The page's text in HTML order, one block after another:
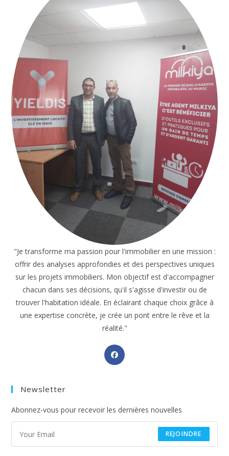
"Je transforme ma passion pour l'immobilier en une mission :
offrir des analyses approfondies et des perspectives uniques
sur les projets immobiliers. Mon objectif est d'accompagner
chacun dans ses décisions, qu'il s'agisse d'investir ou de
trouver l'habitation idéale. En éclairant chaque choix grâce à
une expertise concrète, je crée un pont entre le rêve et la
réalité."
Opens
Newsletter
Abonnez-vous pour recevoir les dernières nouvelles
REJOINDRE